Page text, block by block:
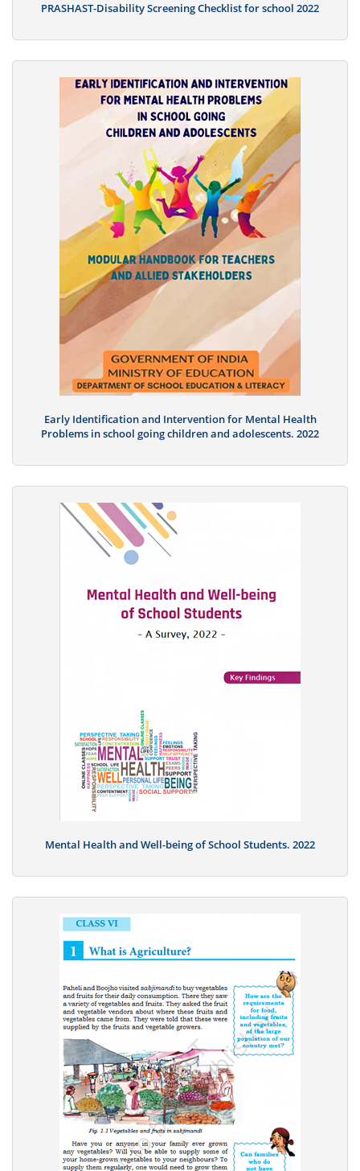
PRASHAST-Disability Screening Checklist for school 2022
Early Identification and Intervention for Mental Health
Problems in school going children and adolescents. 2022
Mental Health and Well-being of School Students. 2022